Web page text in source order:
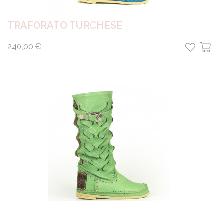
TRAFORATO TURCHESE
240,00 €